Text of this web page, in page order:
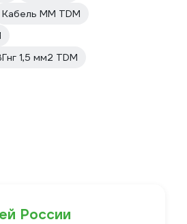
Кабель ММ TDM
1,5 мм2 TDM
России